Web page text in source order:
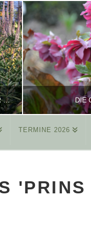
TAGLILIEN NEU ENTDECKT: ROSA & VIOLETT FÜR ROMANTISCHE PFLANZKOMBINATIONEN DIE
TERMINE 2026